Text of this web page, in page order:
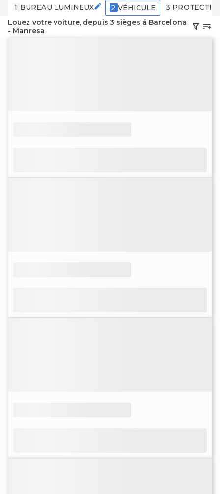
1 BUREAU LUMINEUX 2 VÉHICULE 3
Louez votre voiture, depuis 3 sièges á Barcelona
- Manresa